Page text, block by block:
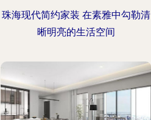
珠海现代简约家装 在素雅中勾勒清
晰明亮的生活空间